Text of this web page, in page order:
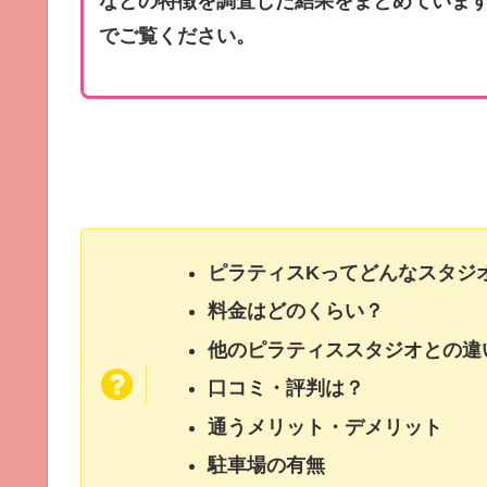
でご覧ください。
ピラティスKってどんなスタジ
料金はどのくらい？
他のピラティススタジオとの違
口コミ・評判は？
通うメリット・デメリット
駐車場の有無